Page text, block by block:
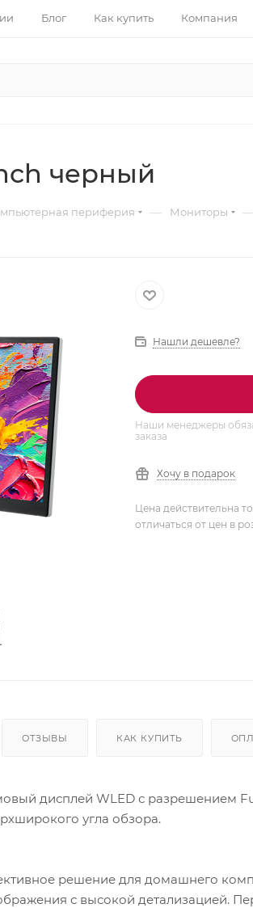
Блог Как купить Компания
черный
периферия — Мониторы
Нашли дешевле?
Наши менеджеры
заказа
Хочу в подарок
Цена действительна
отличаться от цен в
ОТЗЫВЫ КАК КУПИТЬ
дисплей WLED с разрешением
угла обзора.
решение для домашнего
с высокой детализацией.